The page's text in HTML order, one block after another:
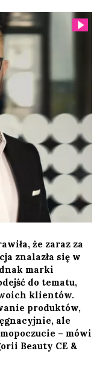
że zaraz za
znalazła się w
marki
do tematu,
klientów.
produktów,
ale
– mówi
Beauty CE &